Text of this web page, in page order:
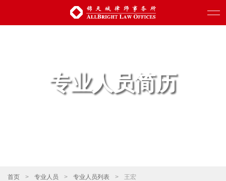
专业人员简历
首页 > 专业人员 > 专业人员列表 > 王宏